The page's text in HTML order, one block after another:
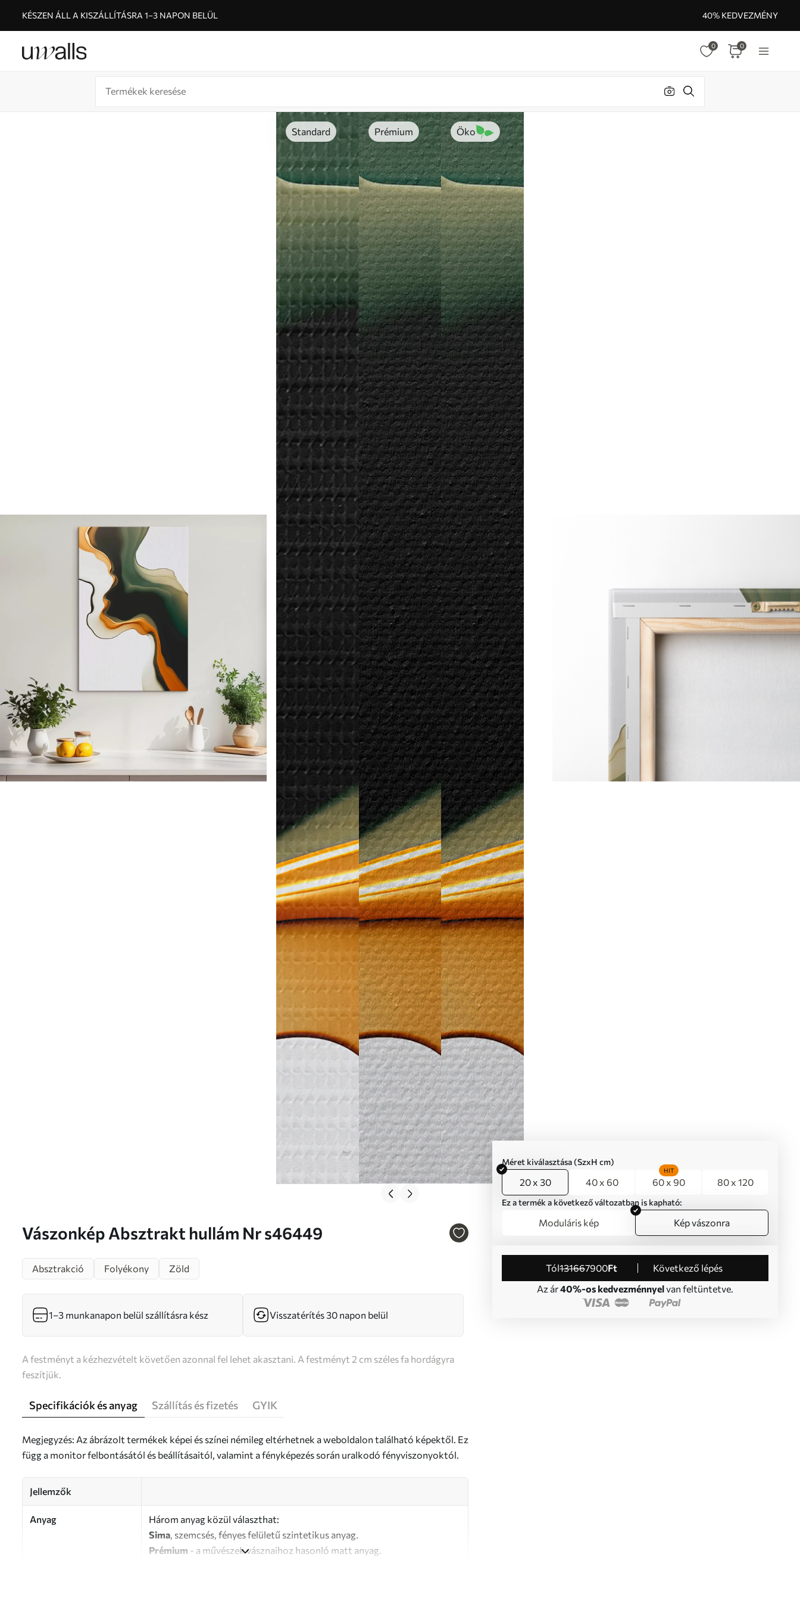
KÉSZEN ÁLL A KISZÁLLÍTÁSRA 1–3 NAPON BELÜL 40% KEDVEZMÉNY
0 0
Standard Prémium Öko
Vászonkép Absztrakt hullám Nr s46449
Méret kiválasztása (SzxH cm)
20 x 30 40 x 60 60 x 90
HIT
80 x 120
Ez a termék a következő változatban is kapható:
Moduláris kép Kép vászonra
Tól131667900Ft
Következő lépés
Az ár40%-os kedvezménnyelvan feltüntetve.
Absztrakció Folyékony Zöld
1–3 munkanapon belül szállításra kész Visszatérítés 30 napon belül
A festményt a kézhezvételt követően azonnal fel lehet akasztani. A festményt 2 cm széles fa hordágyra
feszítjük.
Specifikációk és anyag Szállítás és fizetés GYIK
Megjegyzés: Az ábrázolt termékek képei és színei némileg eltérhetnek a weboldalon található képektől. Ez
függ a monitor felbontásától és beállításaitól, valamint a fényképezés során uralkodó fényviszonyoktól.
Jellemzők
Anyag
Három anyag közül választhat:
Sima, szemcsés, fényes felületű szintetikus anyag.
Prémium - a művészek vásznaihoz hasonló matt anyag.